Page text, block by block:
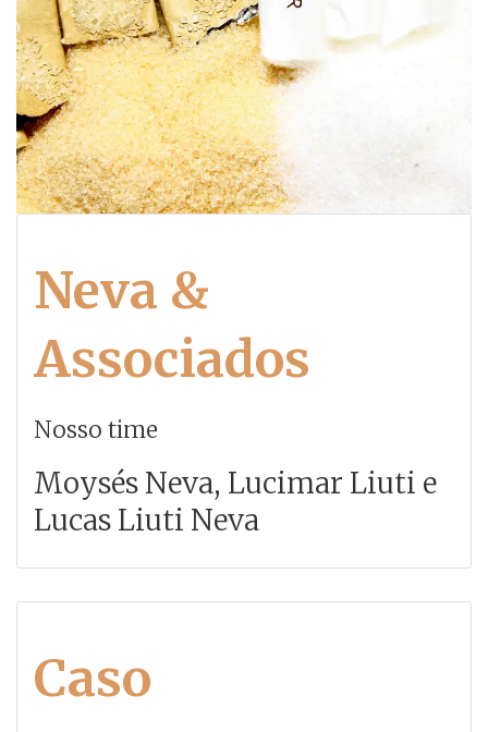
Neva &
Associados
Nosso time
Moysés Neva, Lucimar Liuti e
Lucas Liuti Neva
Caso